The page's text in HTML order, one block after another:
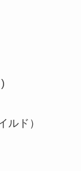
ルド）